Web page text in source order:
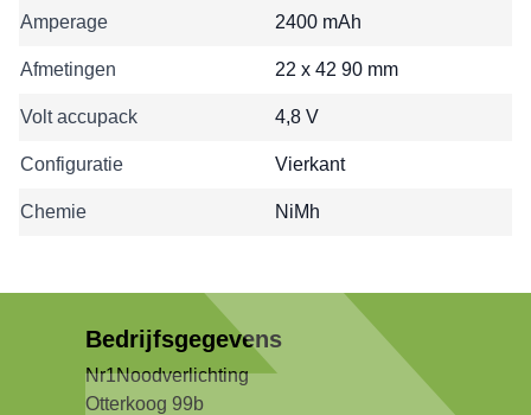
Amperage 2400 mAh
Afmetingen 22 x 42 90 mm
Volt accupack 4,8 V
Configuratie Vierkant
Chemie NiMh
Bedrijfsgegevens
Nr1Noodverlichting
Otterkoog 99b